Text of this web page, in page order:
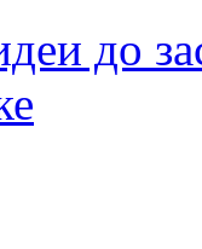
до